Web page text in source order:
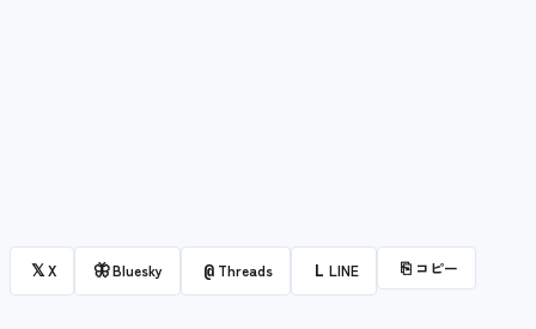
𝕏X 🦋Bluesky @ Threads L LINE ⎘ コピー